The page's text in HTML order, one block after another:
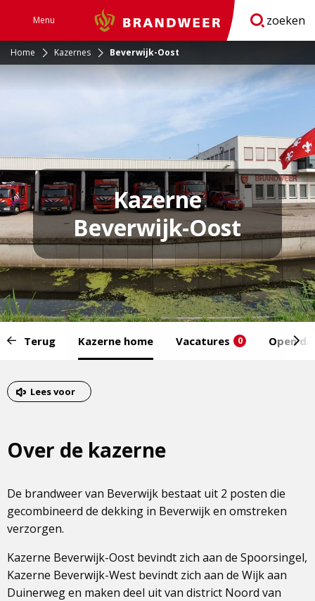
Menu Brandweer zoeken
Home Kazernes Beverwijk-Oost
Kazerne
Beverwijk-Oost
van
menu:
Terug Kazerne home Vacatures 0 Open
van
het
Lees voor
Over de kazerne
De brandweer van Beverwijk bestaat uit 2 posten die
gecombineerd de dekking in Beverwijk en omstreken
verzorgen.
Kazerne Beverwijk-Oost bevindt zich aan de Spoorsingel,
Kazerne Beverwijk-West bevindt zich aan de Wijk aan
Duinerweg en maken deel uit van district Noord van